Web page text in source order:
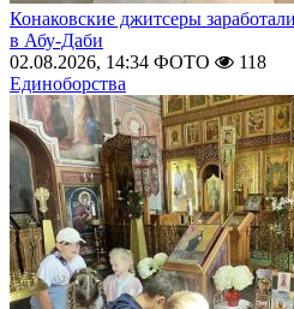
Конаковские джитсеры
в Абу-Даби
02.08.2026, 14:34 ФОТО
118
Единоборства